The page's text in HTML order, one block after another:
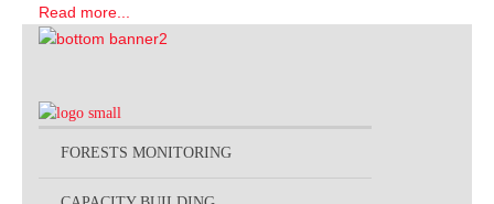
Read more...
FORESTS MONITORING